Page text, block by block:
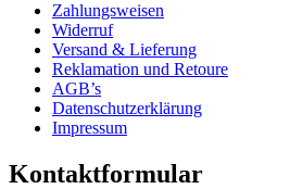
Zahlungsweisen
Widerruf
Versand & Lieferung
Reklamation und Retoure
AGB’s
Datenschutzerklärung
Impressum
Kontaktformular